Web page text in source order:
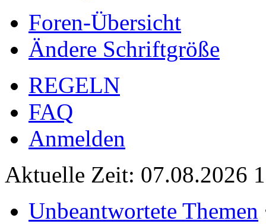
Foren-Übersicht
Ändere Schriftgröße
REGELN
FAQ
Anmelden
Aktuelle Zeit: 07.08.2026
Unbeantwortete Themen